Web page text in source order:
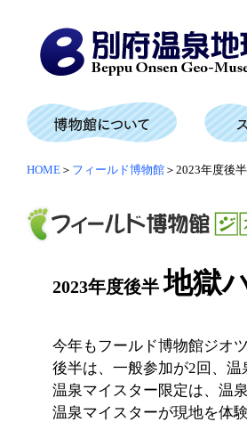
HOME ＞ フィールド博物館 ＞2023年度後
2023年度後半地獄
今年もフールド博物館ジオ
後半は、一般参加が2回、温
温泉マイスター限定は、温
温泉マイスターが現地を体